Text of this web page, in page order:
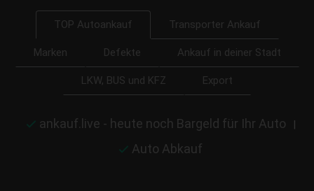
TOP Autoankauf Transporter Ankauf
Marken Defekte Ankauf in deiner Stadt
LKW, BUS und KFZ Export
ankauf.live - heute noch Bargeld für Ihr Auto |
Auto Abkauf